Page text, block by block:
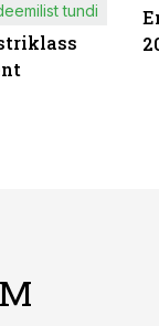
tundi